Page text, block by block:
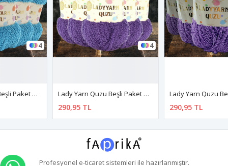
4
Lady Yarn Quzu Beşli Paket QZ006 Lila
4
Lady Yarn Quzu Beşli Paket QZ010 Lila
Profesyonel e-ticaretsistemleri ile hazırlanmıştır.